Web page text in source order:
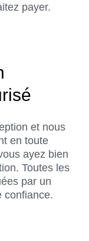
payer.
et nous
en toute
ayez bien
Toutes les
par un
confiance.